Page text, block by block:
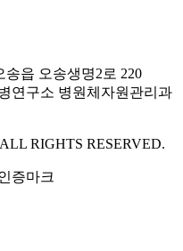
송읍 오송생명2로 220
연구소 병원체자원관리과
RIGHTS RESERVED.